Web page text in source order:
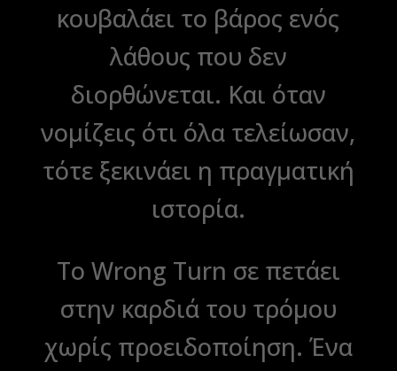
κουβαλάει το βάρος ενός
λάθους που δεν
διορθώνεται. Και όταν
νομίζεις ότι όλα τελείωσαν,
τότε ξεκινάει η πραγματική
ιστορία.
Το Wrong Turn σε πετάει
στην καρδιά του τρόμου
χωρίς προειδοποίηση. Ένα